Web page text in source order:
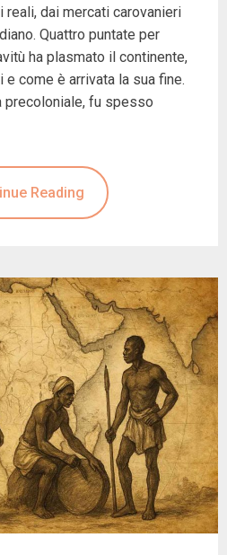
dai mercati carovanieri
Quattro puntate per
ha plasmato il continente,
come è arrivata la sua fine.
precoloniale, fu spesso
Reading